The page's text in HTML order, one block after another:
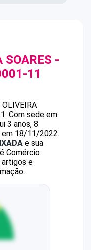
SOARES -
11
OLIVEIRA
. Com sede em
3 anos, 8
em 18/11/2022.
e sua
Comércio
artigos e